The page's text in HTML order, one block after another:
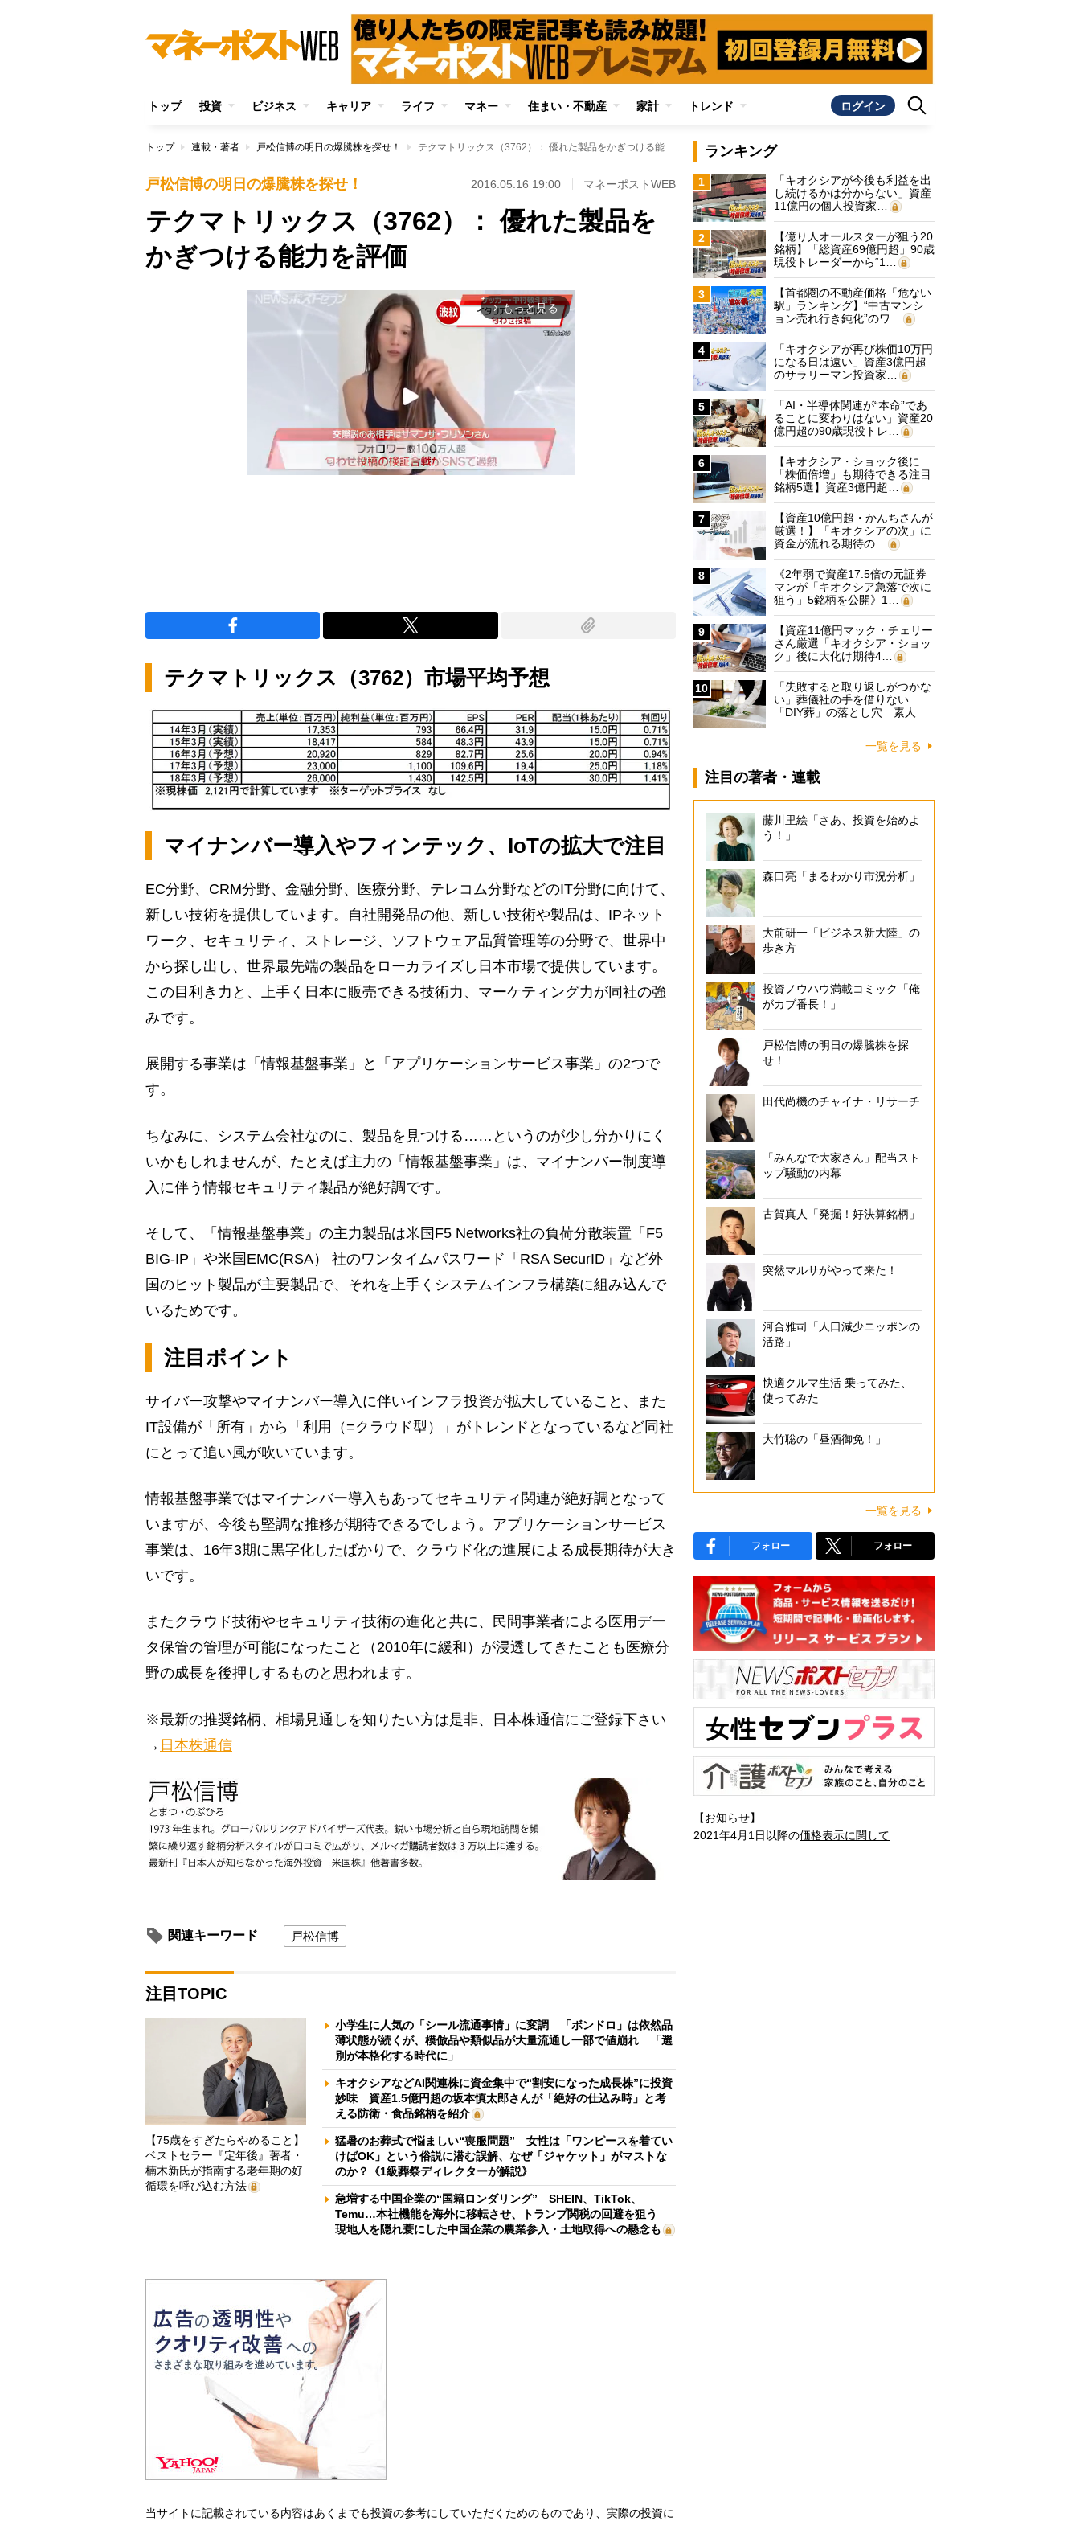
トップ 投資 ビジネス キャリア ライフ マネー 住まい・不動産 家計 トレンド ログイン
トップ 連載・著者 戸松信博の明日の爆騰株を探せ！ テクマトリックス（3762）： 優れた製品をかぎつける能力を評価
戸松信博の明日の爆騰株を探せ！ 2016.05.16 19:00 マネーポストWEB
テクマトリックス（3762）： 優れた製品を
かぎつける能力を評価
arrow_forward_ios もっと見る
テクマトリックス（3762）市場平均予想
マイナンバー導入やフィンテック、IoTの拡大で注目
EC分野、CRM分野、金融分野、医療分野、テレコム分野などのIT分野に向けて、
新しい技術を提供しています。自社開発品の他、新しい技術や製品は、IPネット
ワーク、セキュリティ、ストレージ、ソフトウェア品質管理等の分野で、世界中
から探し出し、世界最先端の製品をローカライズし日本市場で提供しています。
この目利き力と、上手く日本に販売できる技術力、マーケティング力が同社の強
みです。
展開する事業は「情報基盤事業」と「アプリケーションサービス事業」の2つで
す。
ちなみに、システム会社なのに、製品を見つける……というのが少し分かりにく
いかもしれませんが、たとえば主力の「情報基盤事業」は、マイナンバー制度導
入に伴う情報セキュリティ製品が絶好調です。
そして、「情報基盤事業」の主力製品は米国F5 Networks社の負荷分散装置「F5
BIG-IP」や米国EMC(RSA） 社のワンタイムパスワード「RSA SecurID」など外
国のヒット製品が主要製品で、それを上手くシステムインフラ構築に組み込んで
いるためです。
注目ポイント
サイバー攻撃やマイナンバー導入に伴いインフラ投資が拡大していること、また
IT設備が「所有」から「利用（=クラウド型）」がトレンドとなっているなど同社
にとって追い風が吹いています。
情報基盤事業ではマイナンバー導入もあってセキュリティ関連が絶好調となって
いますが、今後も堅調な推移が期待できるでしょう。アプリケーションサービス
事業は、16年3期に黒字化したばかりで、クラウド化の進展による成長期待が大き
いです。
またクラウド技術やセキュリティ技術の進化と共に、民間事業者による医用デー
タ保管の管理が可能になったこと（2010年に緩和）が浸透してきたことも医療分
野の成長を後押しするものと思われます。
※最新の推奨銘柄、相場見通しを知りたい方は是非、日本株通信にご登録下さい
→ 日本株通信
関連キーワード 戸松信博
注目TOPIC
【75歳をすぎたらやめること】
ベストセラー『定年後』著者・
楠木新氏が指南する老年期の好
循環を呼び込む方法
小学生に人気の「シール流通事情」に変調 「ボンドロ」は依然品
薄状態が続くが、模倣品や類似品が大量流通し一部で値崩れ 「選
別が本格化する時代に」
キオクシアなどAI関連株に資金集中で“割安になった成長株”に投資
妙味 資産1.5億円超の坂本慎太郎さんが「絶好の仕込み時」と考
える防衛・食品銘柄を紹介
猛暑のお葬式で悩ましい“喪服問題” 女性は「ワンピースを着てい
けばOK」という俗説に潜む誤解、なぜ「ジャケット」がマストな
のか？《1級葬祭ディレクターが解説》
急増する中国企業の“国籍ロンダリング” SHEIN、TikTok、
Temu…本社機能を海外に移転させ、トランプ関税の回避を狙う
現地人を隠れ蓑にした中国企業の農業参入・土地取得への懸念も
当サイトに記載されている内容はあくまでも投資の参考にしていただくためのものであり、実際の投資に
ランキング
1
「キオクシアが今後も利益を出
し続けるかは分からない」資産
11億円の個人投資家…
2
【億り人オールスターが狙う20
銘柄】「総資産69億円超」90歳
現役トレーダーから“1…
3
【首都圏の不動産価格「危ない
駅」ランキング】“中古マンシ
ョン売れ行き鈍化”のワ…
4
「キオクシアが再び株価10万円
になる日は遠い」資産3億円超
のサラリーマン投資家…
5
「AI・半導体関連が“本命”であ
ることに変わりはない」資産20
億円超の90歳現役トレ…
6
【キオクシア・ショック後に
「株価倍増」も期待できる注目
銘柄5選】資産3億円超…
7
【資産10億円超・かんちさんが
厳選！】「キオクシアの次」に
資金が流れる期待の…
8
《2年弱で資産17.5倍の元証券
マンが「キオクシア急落で次に
狙う」5銘柄を公開》1…
9
【資産11億円マック・チェリー
さん厳選「キオクシア・ショッ
ク」後に大化け期待4…
10
「失敗すると取り返しがつかな
い」葬儀社の手を借りない
「DIY葬」の落とし穴 素人
一覧を見る
注目の著者・連載
藤川里絵「さあ、投資を始めよ
う！」
森口亮「まるわかり市況分析」
大前研一「ビジネス新大陸」の
歩き方
投資ノウハウ満載コミック「俺
がカブ番長！」
戸松信博の明日の爆騰株を探
せ！
田代尚機のチャイナ・リサーチ
「みんなで大家さん」配当スト
ップ騒動の内幕
古賀真人「発掘！好決算銘柄」
突然マルサがやって来た！
河合雅司「人口減少ニッポンの
活路」
快適クルマ生活 乗ってみた、
使ってみた
大竹聡の「昼酒御免！」
一覧を見る
フォロー フォロー
【お知らせ】
2021年4月1日以降の価格表示に関して